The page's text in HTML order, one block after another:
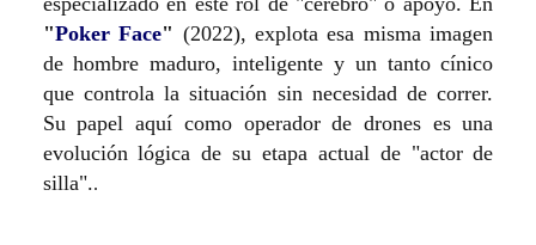
"Poker Face" (2022), explota esa misma imagen
de hombre maduro, inteligente y un tanto cínico
que controla la situación sin necesidad de correr.
Su papel aquí como operador de drones es una
evolución lógica de su etapa actual de "actor de
silla"..